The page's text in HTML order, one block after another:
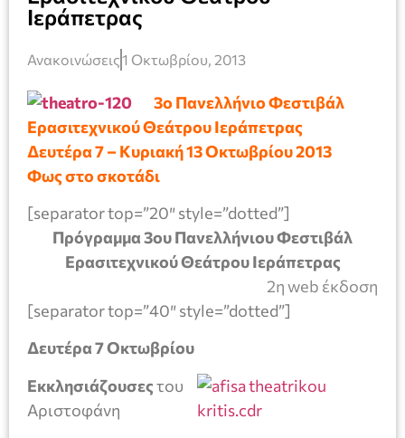
Ιεράπετρας
Ανακοινώσεις1 Οκτωβρίου, 2013
3ο Πανελλήνιο Φεστιβάλ
Ερασιτεχνικού Θεάτρου Ιεράπετρας
Δευτέρα 7 – Κυριακή 13 Οκτωβρίου 2013
Φως στο σκοτάδι
[separator top=”20″ style=”dotted”]
Πρόγραμμα 3ου Πανελλήνιου Φεστιβάλ
Ερασιτεχνικού Θεάτρου Ιεράπετρας
2η web έκδοση
[separator top=”40″ style=”dotted”]
Δευτέρα 7 Οκτωβρίου
Εκκλησιάζουσεςτου
Αριστοφάνη